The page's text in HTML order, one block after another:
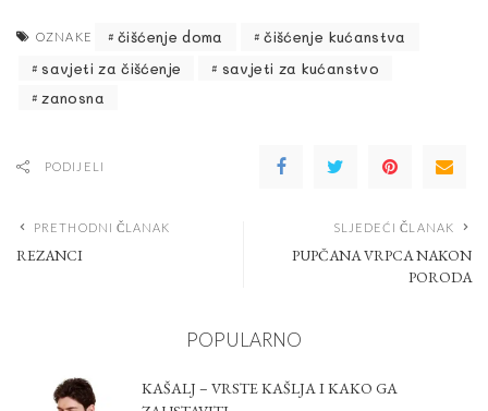
OZNAKE čišćenje doma
čišćenje kućanstva
savjeti za čišćenje
savjeti za kućanstvo
zanosna
PODIJELI
PRETHODNI ČLANAK
REZANCI
SLJEDEĆI ČLANAK
PUPČANA VRPCA NAKON
PORODA
POPULARNO
KAŠALJ – VRSTE KAŠLJA I KAKO GA